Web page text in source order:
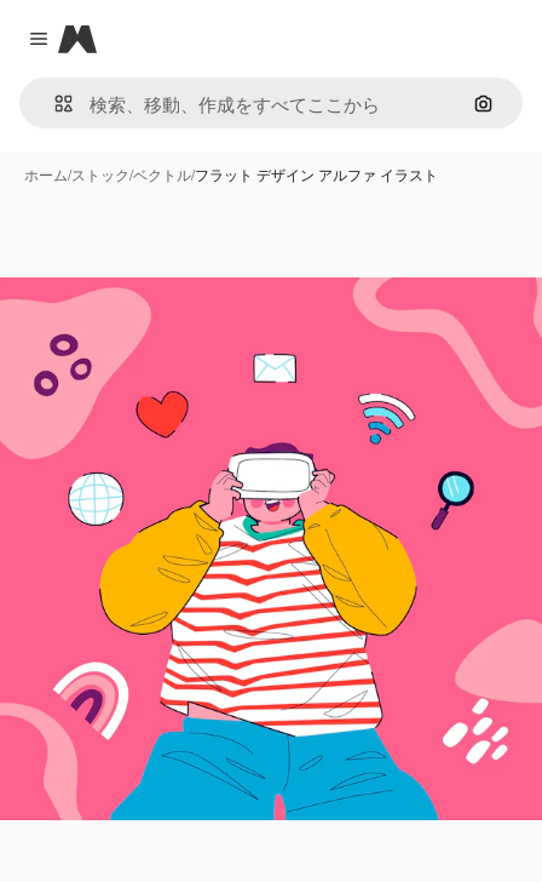
Close menu
Magnific
画像で
ホーム/ストック/ベクトル/フラット デザイン アルファ イラスト